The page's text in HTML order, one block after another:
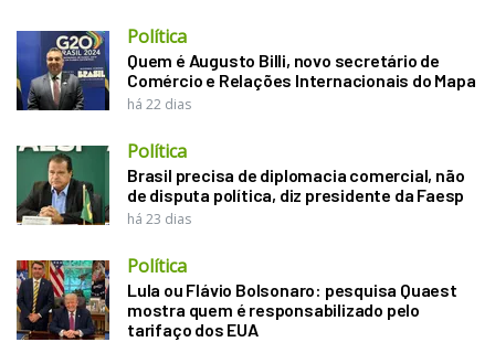
Política
Quem é Augusto Billi, novo secretário de
Comércio e Relações Internacionais do Mapa
há 22 dias
Política
Brasil precisa de diplomacia comercial, não
de disputa política, diz presidente da Faesp
há 23 dias
Política
Lula ou Flávio Bolsonaro: pesquisa Quaest
mostra quem é responsabilizado pelo
tarifaço dos EUA